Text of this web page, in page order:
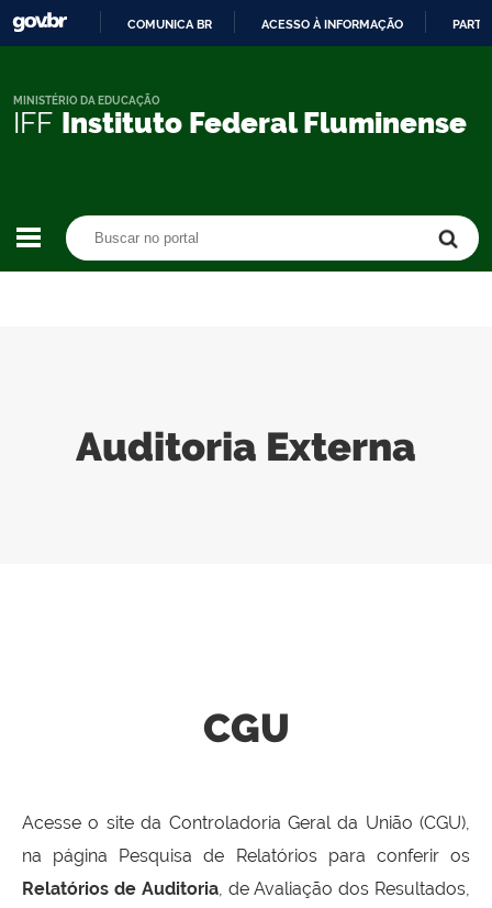
CONTEÚDO
COMUNICA BR ACESSO À INFORMAÇÃO
IFF Instituto Federal Fluminense
MINISTÉRIO DA EDUCAÇÃO
Auditoria Externa
CGU
Acesse o site da Controladoria Geral da União (CGU),
na página Pesquisa de Relatórios para conferir os
Relatórios de Auditoria, de Avaliação dos Resultados,